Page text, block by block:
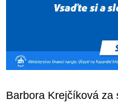
Barbora Krejčíková za